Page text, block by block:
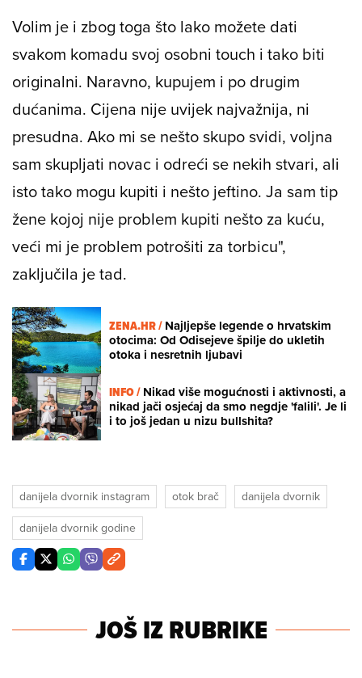
Volim je i zbog toga što lako možete dati
svakom komadu svoj osobni touch i tako biti
originalni. Naravno, kupujem i po drugim
dućanima. Cijena nije uvijek najvažnija, ni
presudna. Ako mi se nešto skupo svidi, voljna
sam skupljati novac i odreći se nekih stvari, ali
isto tako mogu kupiti i nešto jeftino. Ja sam tip
žene kojoj nije problem kupiti nešto za kuću,
veći mi je problem potrošiti za torbicu",
zaključila je tad.
ZENA.HR /Najljepše legende o hrvatskim
otocima: Od Odisejeve špilje do ukletih
otoka i nesretnih ljubavi
INFO /Nikad više mogućnosti i aktivnosti, a
nikad jači osjećaj da smo negdje 'falili'. Je li
i to još jedan u nizu bullshita?
danijela dvornik instagram otok brač
danijela dvornik
danijela dvornik godine
JOŠ IZ RUBRIKE